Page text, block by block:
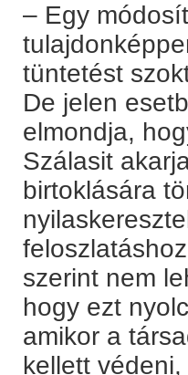
– Egy
tüntetést
De jelen
elmondja,
Szálasit
birtoklására
szerint nem
hogy ezt
amikor a
kellett